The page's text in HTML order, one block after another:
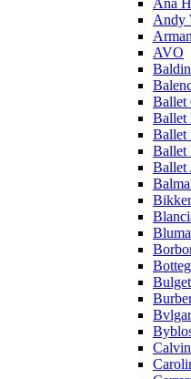
Ana
Andy
AVO
Ballet
Ballet
Ballet
Ballet
Ballet
Bulget